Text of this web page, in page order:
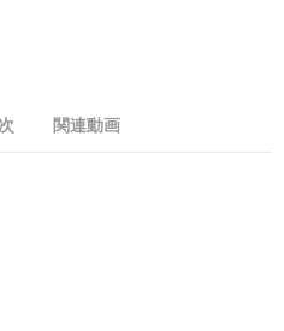
関連動画